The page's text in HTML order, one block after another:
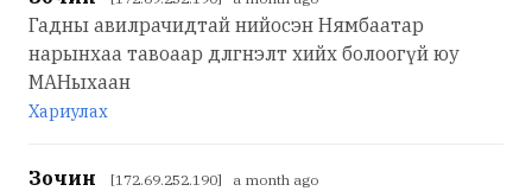
Гадны авилрачидтай нийосэн Нямбаатар
нарынхаа тавоаар длгнэлт хийх болоогүй юу
МАНыхаан
Хариулах
Зочин [172.69.252.190] a month ago